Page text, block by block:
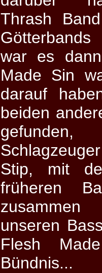
Thrash
war es
Made Sin
darauf
beiden
gefunden,
Stip, mit
früheren
unseren
Flesh
Bündnis...